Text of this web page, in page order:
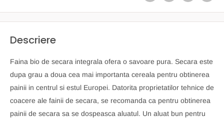
Descriere
Faina bio de secara integrala ofera o savoare pura. Secara este
dupa grau a doua cea mai importanta cereala pentru obtinerea
painii in centrul si estul Europei. Datorita proprietatilor tehnice de
coacere ale fainii de secara, se recomanda ca pentru obtinerea
painii de secara sa se dospeasca aluatul. Un aluat bun pentru